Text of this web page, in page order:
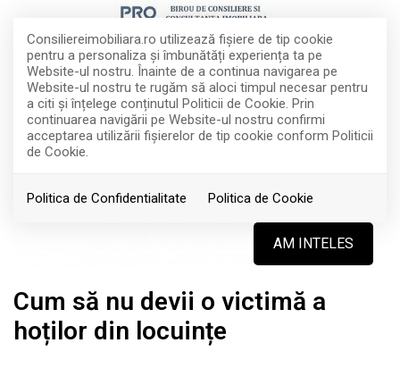
Consiliereimobiliara.ro utilizează fişiere de tip cookie
pentru a personaliza și îmbunătăți experiența ta pe
Website-ul nostru. Înainte de a continua navigarea pe
Website-ul nostru te rugăm să aloci timpul necesar pentru
a citi și înțelege conținutul Politicii de Cookie. Prin
continuarea navigării pe Website-ul nostru confirmi
acceptarea utilizării fişierelor de tip cookie conform Politicii
de Cookie.
Politica de Confidentialitate Politica de Cookie
AM INTELES
Cum să nu devii o victimă a
hoților din locuințe